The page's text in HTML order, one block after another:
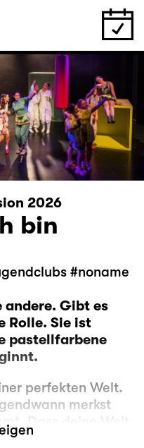
2026
bin
#noname
andere. Gibt es
Rolle. Sie ist
pastellfarbene
perfekten Welt.
merkst
Dass deine Welt
außerhalb eine